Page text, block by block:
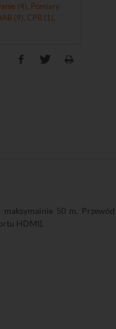
(4) Pomiary
(9) CPR (1)
50 m.
HDMI).